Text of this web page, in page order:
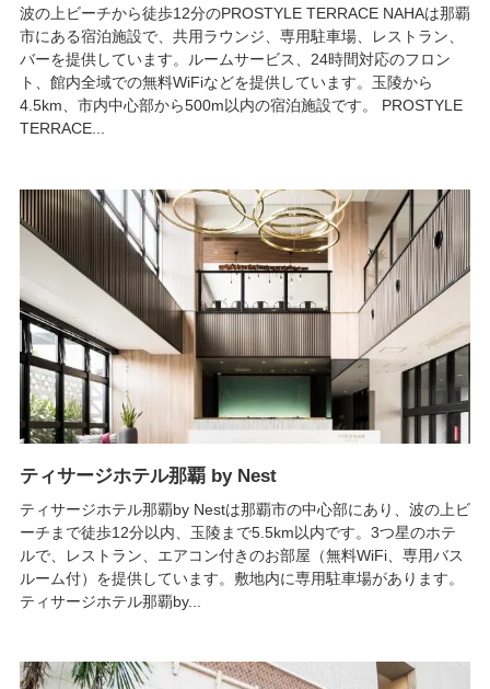
波の上ビーチから徒歩12分のPROSTYLE TERRACE NAHAは那覇
市にある宿泊施設で、共用ラウンジ、専用駐車場、レストラン、
バーを提供しています。ルームサービス、24時間対応のフロン
ト、館内全域での無料WiFiなどを提供しています。玉陵から
4.5km、市内中心部から500m以内の宿泊施設です。 PROSTYLE
TERRACE...
ティサージホテル那覇 by Nest
ティサージホテル那覇by Nestは那覇市の中心部にあり、波の上ビ
ーチまで徒歩12分以内、玉陵まで5.5km以内です。3つ星のホテ
ルで、レストラン、エアコン付きのお部屋（無料WiFi、専用バス
ルーム付）を提供しています。敷地内に専用駐車場があります。
ティサージホテル那覇by...